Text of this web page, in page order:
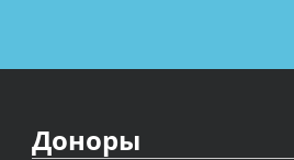
Доноры